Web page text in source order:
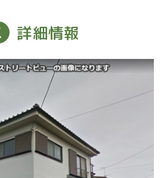
詳細情報